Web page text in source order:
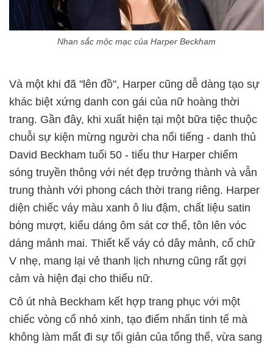
Nhan sắc mộc mạc của Harper Beckham
Và một khi đã "lên đồ", Harper cũng dễ dàng tạo sự
khác biệt xứng danh con gái của nữ hoàng thời
trang. Gần đây, khi xuất hiện tại một bữa tiệc thuộc
chuỗi sự kiện mừng người cha nổi tiếng - danh thủ
David Beckham tuổi 50 - tiểu thư Harper chiếm
sóng truyền thông với nét đẹp trưởng thành và vẫn
trung thành với phong cách thời trang riêng. Harper
diện chiếc váy màu xanh ô liu đậm, chất liệu satin
bóng mượt, kiểu dáng ôm sát cơ thể, tôn lên vóc
dáng mảnh mai. Thiết kế váy có dây mảnh, cổ chữ
V nhẹ, mang lại vẻ thanh lịch nhưng cũng rất gợi
cảm và hiện đại cho thiếu nữ.
Cô út nhà Beckham kết hợp trang phục với một
chiếc vòng cổ nhỏ xinh, tạo điểm nhấn tinh tế mà
không làm mất đi sự tối giản của tổng thể, vừa sang